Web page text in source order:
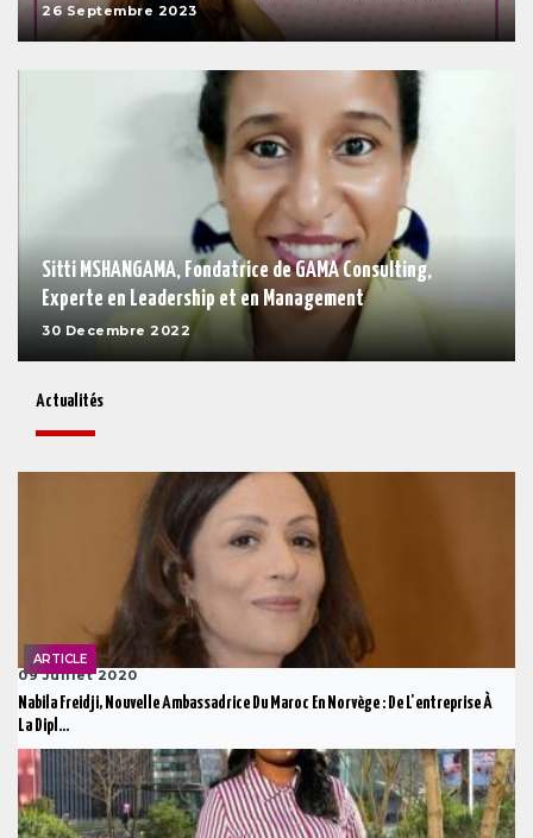
26 Septembre 2023
Sitti MSHANGAMA, Fondatrice de GAMA Consulting,
Experte en Leadership et en Management
30 Decembre 2022
Actualités
ARTICLE
09 Juillet 2020
Nabila Freidji, Nouvelle Ambassadrice Du Maroc En Norvège : De L'entreprise À
La Dipl...